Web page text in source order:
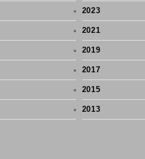
2023
2021
2019
2017
2015
2013